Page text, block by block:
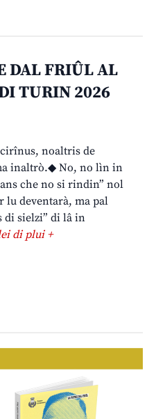
DAL FRIÛL AL
TURIN 2026
cirînus, noaltris de
inaltrò.◆ No, no lìn in
che no si rindin” nol
lu deventarà, ma pal
di sielzi” di lâ in
di plui +